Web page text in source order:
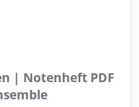
| Notenheft PDF